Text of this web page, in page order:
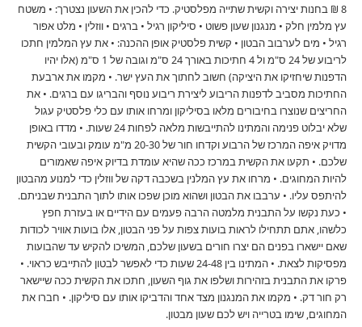
8 ₪ בחנות יצירה וקשית שתייה מפלסטיק. כדי להכין את השעון נצטרך: • משטח
עץ מלמין חלק • מנגנון שעון פשוט • סיליקון רגיל • ברגים • ווזלין • מלט אפור
רגיל • מים לערבוב הבטון • קשית פלסטיק אופן ההכנה: • את עץ המלמין חתכו
לריבוע של 24 ס"מ ול 4 חתיכות באורך 24 ס"מ וגובה של 1 ס"מ (אלו יהיו
הדפנות שיחזיקו את היציקה) חשוב לחתוך את העץ ישר. • מקמו את ארבעת
החתיכות מסביב לדפנות הריבוע ליצירת ריבוע נוסף והבריגו עם ברגים. • את
החריצים שנוצרו בחיבורים מלאו בסיליקון ומרחו אותו עם כלי פלסטיק עגול
שלא יבלוט פנימה והמתינו להתייבשות מלאה לפחות 24 שעות. • מדדו באופן
מדויק איפה המרכז של הרבוע וקדחו חור של 20-30 מ"מ עומק ובעובי הקשית
שלכם. • תקעו את הקשית במרכז ככה שהיא עומדת בדיוק איפה שאמורים
להיות המחוגים. • מרחו את עץ המלנין בשכבה דקה של ווזלין כדי למנוע מהבטון
להיתפס עליו. • ערבבו את הבטון ושהוא מוכן שפכו אותו לתוך התבנית שבניתם.
• כעת נקשו על התבנית מלמטה הרבה פעמים עם הידיים או בעזרת חפץ
כלשהו, אתם תתחילו לראות בועות צפות על פני הבטון, אלו בועות אוויר לכודות
שאם יישארו בפנים הם יצרו חורים בשעון שלכם, המשיכו להקיש עד שהבועות
מפסיקות לצאת. • המתינו בין 24-48 שעות כדי לאפשר לבטון להתייבש כראוי. •
פרקו את התבנית בזהירות ושלפו את גוף השעון, חתכו את הקשית ככה שיישאר
רק חור דק. • מקמו את המנגנון מצד אחד והדביקו אותו עם סיליקון. • חברו את
המחוגים, שימו בטרייה ויש לכם שעון מבטון.